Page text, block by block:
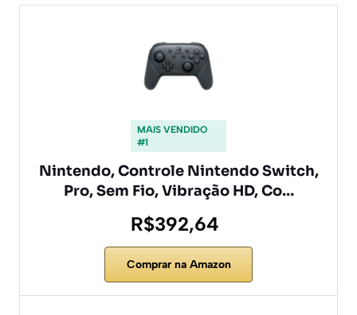
MAIS VENDIDO
#1
Nintendo, Controle Nintendo Switch,
Pro, Sem Fio, Vibração HD, Co…
R$392,64
Comprar na Amazon